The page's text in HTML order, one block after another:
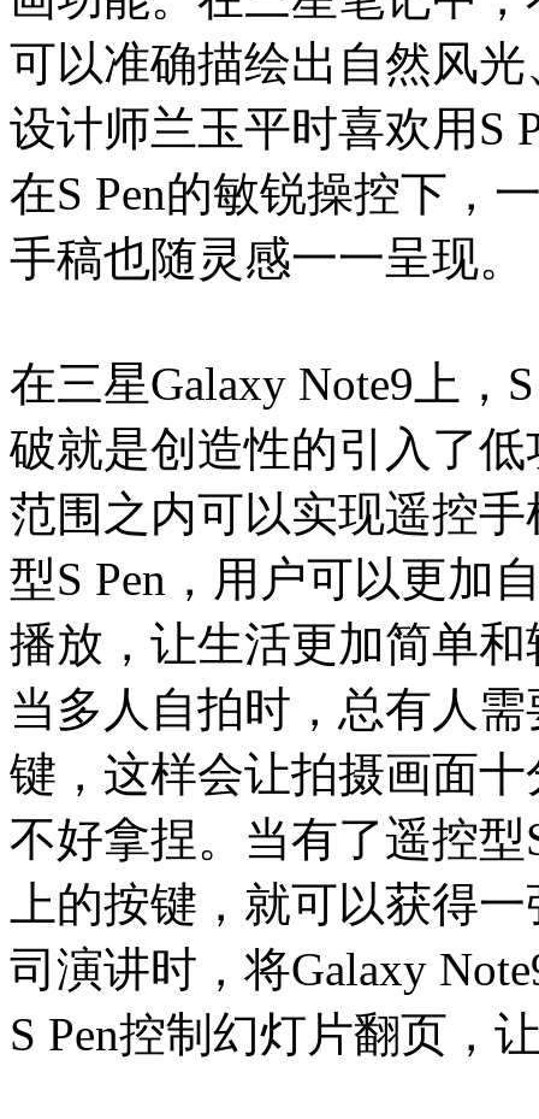
可以准确描绘出自然风
设计师兰玉平时喜欢用S
在S Pen的敏锐操控下，
手稿也随灵感一一呈现。
在三星Galaxy Note9上，
破就是创造性的引入了低
范围之内可以实现遥控
型S Pen，用户可以更加
播放，让生活更加简单
当多人自拍时，总有人
键，这样会让拍摄画面
不好拿捏。当有了遥控
上的按键，就可以获得
司演讲时，将Galaxy
S Pen控制幻灯片翻页，